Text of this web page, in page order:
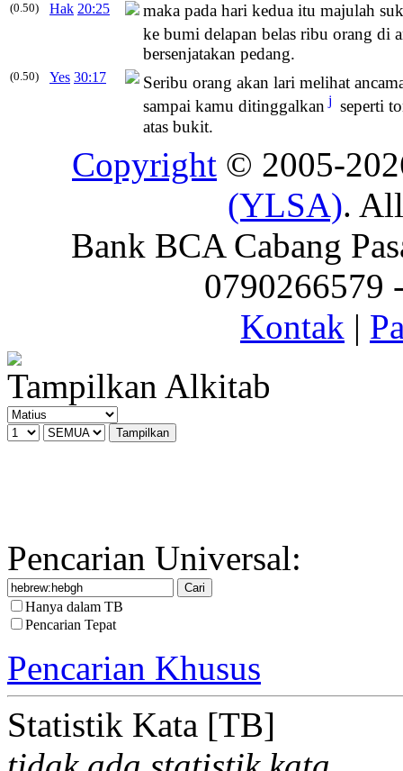
(0.50) Hak 20:25
maka pada hari kedua itu majulah
ke bumi delapan belas ribu orang di
bersenjatakan pedang.
(0.50) Yes 30:17
Seribu orang akan lari melihat
sampai kamu ditinggalkan j seperti
atas bukit.
Copyright © 2005-
(YLSA).
Bank BCA Cabang
0790266579
Kontak |
Tampilkan Alkitab
Pencarian Universal:
Hanya dalam TB
Pencarian Tepat
Pencarian Khusus
Statistik Kata [TB]